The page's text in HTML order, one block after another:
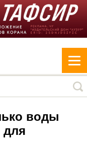
воды
для